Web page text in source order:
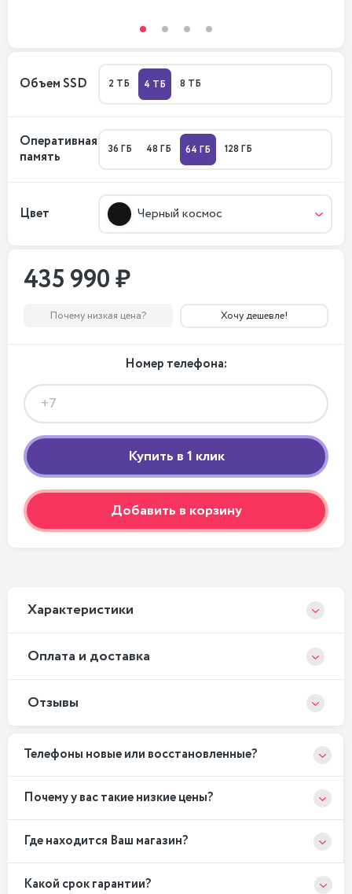
Объем SSD 2 ТБ 4 ТБ 8 ТБ
Оперативная
память
36 ГБ 48 ГБ 64 ГБ 128 ГБ
Цвет Черный космос
435 990 ₽
Почему низкая цена? Хочу дешевле!
Номер телефона:
Добавить в корзину
Xарактеристики
Оплата и доставка
Отзывы
Телефоны новые или восстановленные?
Почему у вас такие низкие цены?
Где находится Ваш магазин?
Какой срок гарантии?